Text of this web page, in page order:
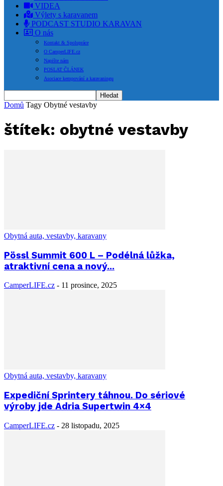
VIDEA
Výlety s karavanem
PODCAST STUDIO KARAVAN
O nás
Kontakt & Spolupráce
O CamperLIFE.cz
Napište nám
POSLAT ČLÁNEK
Asociace kempování a karavaningu
Domů Tagy Obytné vestavby
štítek: obytné vestavby
Obytná auta, vestavby, karavany
Pössl Summit 600 L – Podélná lůžka,
atraktivní cena a nový...
CamperLIFE.cz - 11 prosince, 2025
Obytná auta, vestavby, karavany
Expediční Sprintery táhnou. Do sériové
výroby jde Adria Supertwin 4×4
CamperLIFE.cz - 28 listopadu, 2025